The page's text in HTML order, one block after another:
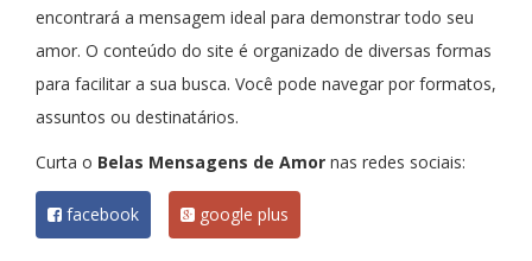
encontrará a mensagem ideal para demonstrar todo seu
amor. O conteúdo do site é organizado de diversas formas
para facilitar a sua busca. Você pode navegar por formatos,
assuntos ou destinatários.
Curta o Belas Mensagens de Amor nas redes sociais:
facebook google plus